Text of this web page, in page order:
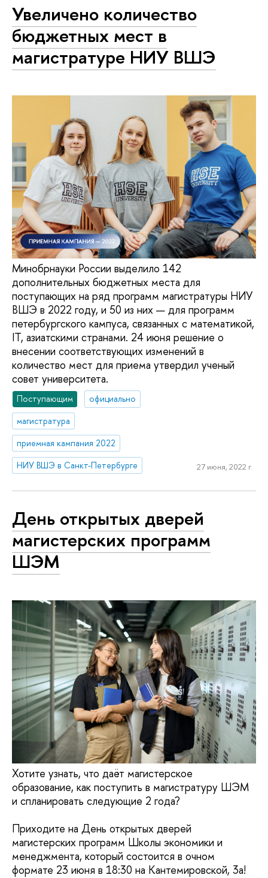
Увеличено количество
бюджетных мест в
магистратуре НИУ ВШЭ
Минобрнауки России выделило 142
дополнительных бюджетных места для
поступающих на ряд программ магистратуры НИУ
ВШЭ в 2022 году, и 50 из них — для программ
петербургского кампуса, связанных с математикой,
IT, азиатскими странами. 24 июня решение о
внесении соответствующих изменений в
количество мест для приема утвердил ученый
совет университета.
Поступающим
официально
магистратура
приемная кампания 2022
НИУ ВШЭ в Санкт-Петербурге
27 июня, 2022 г.
День открытых дверей
магистерских программ
ШЭМ
Хотите узнать, что даёт магистерское
образование, как поступить в магистратуру ШЭМ
и спланировать следующие 2 года?
Приходите на День открытых дверей
магистерских программ Школы экономики и
менеджмента, который состоится в очном
формате 23 июня в 18:30 на Кантемировской, 3а!